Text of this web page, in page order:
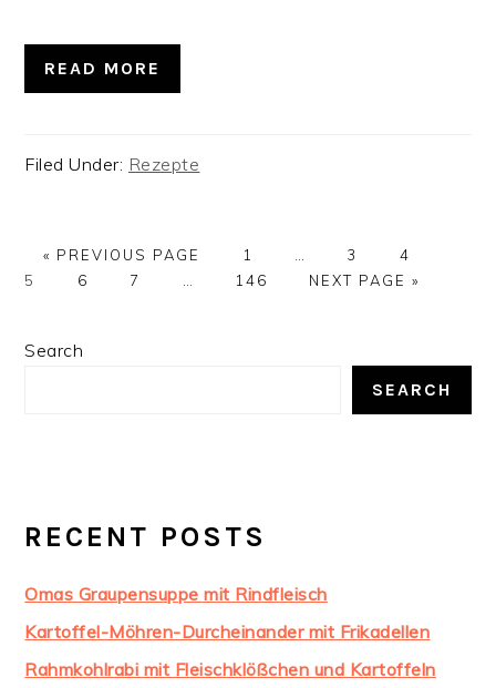
READ MORE
Filed Under: Rezepte
« GO
PREVIOUS PAGE PAGE
1
pages
PAGE
3 PAGE
4
5
PAGE
6 PAGE
7 PAGE
146
GO
NEXT PAGE »
PRIMARY
Search
SEARCH
RECENT POSTS
Omas Graupensuppe mit Rindfleisch
Kartoffel-Möhren-Durcheinander mit Frikadellen
Rahmkohlrabi mit Fleischklößchen und Kartoffeln